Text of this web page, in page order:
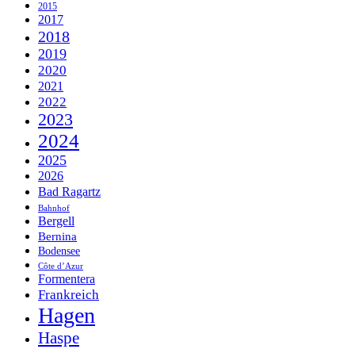
2015
2017
2018
2019
2020
2021
2022
2023
2024
2025
2026
Bad Ragartz
Bahnhof
Bergell
Bernina
Bodensee
Côte d’Azur
Formentera
Frankreich
Hagen
Haspe